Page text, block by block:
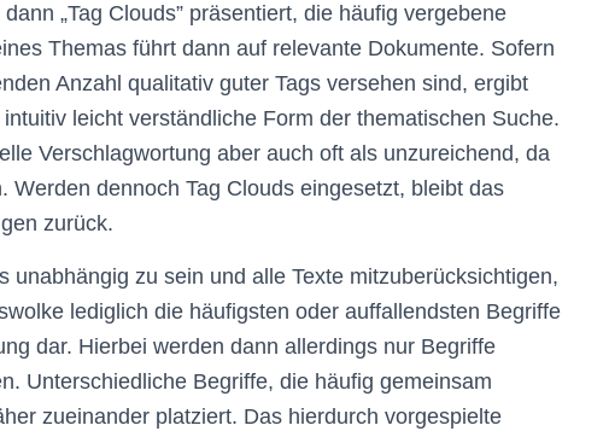
„Tag Clouds” präsentiert, die häufig vergebene
Themas führt dann auf relevante Dokumente. Sofern
Anzahl qualitativ guter Tags versehen sind, ergibt
leicht verständliche Form der thematischen Suche.
Verschlagwortung aber auch oft als unzureichend, da
Werden dennoch Tag Clouds eingesetzt, bleibt das
zurück.
unabhängig zu sein und alle Texte mitzuberücksichtigen,
lediglich die häufigsten oder auffallendsten Begriffe
dar. Hierbei werden dann allerdings nur Begriffe
Unterschiedliche Begriffe, die häufig gemeinsam
zueinander platziert. Das hierdurch vorgespielte